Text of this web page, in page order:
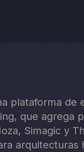
plataforma
que agrega
Simagic y